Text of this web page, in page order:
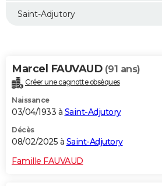
Guides de France
Escapades
Patrimoine
Expositions
Musées
Week-end nature
LIFESTYLE
Alimentation
Guide de la santé
Maladies
Médicaments
Sommeil
VOYAGE
Destinations
City break
Voyage nature
Voyage de noces
Forum
Climat
+PHOTO
GUIDES D'ACHAT
BONS PLANS
CARTE DE VOEUX
Marcel FAUVAUD (91 ans)
Créer une cagnotte obsèques
Naissance
03/04/1933 à Saint-Adjutory
Décès
08/02/2025 à Saint-Adjutory
Famille FAUVAUD